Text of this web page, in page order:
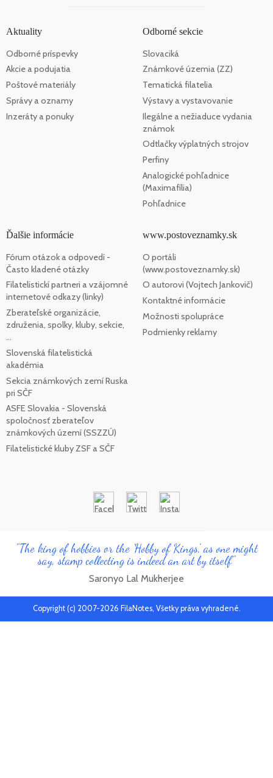
Aktuality
Odborné príspevky
Akcie a podujatia
Poštové materiály
Správy a oznamy
Inzeráty a ponuky
Odborné sekcie
Slovaciká
Známkové územia (ZZ)
Tematická filatelia
Výstavy a vystavovanie
Ilegálne a nežiaduce vydania
známok
Odtlačky výplatných strojov
Perfiny
Analogické pohľadnice
(Maximafília)
Pohľadnice
Ďalšie informácie
Fórum otázok a odpovedí -
Často kladené otázky
Filatelistickí partneri a vzájomné
internetové odkazy (linky)
Zberateľské organizácie,
združenia, spolky, kluby, sekcie,
...
Slovenská filatelistická
akadémia
Sekcia známkových zemí Ruska
pri SČF
ASFE Slovakia - Slovenská
spoločnosť zberateľov
známkových území (SSZZÚ)
Filatelistické kluby ZSF a SČF
www.postoveznamky.sk
O portáli
(www.postoveznamky.sk)
O autorovi (Vojtech Jankovič)
Kontaktné informácie
Možnosti spolupráce
Podmienky reklamy
"The king of hobbies or the 'Hobby of Kings', as one might
say, stamp collecting is indeed an art by itself"
Saronyo Lal Mukherjee
Copyright (c) 2007-2026 FilaNotes, Všetky práva vyhradené.